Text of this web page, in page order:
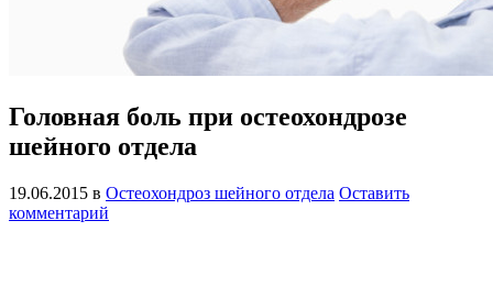
Головная боль при остеохондрозе
шейного отдела
19.06.2015 в Остеохондроз шейного отдела Оставить
комментарий